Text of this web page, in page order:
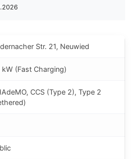
Str. 21, Neuwied
kW (Fast Charging)
CCS (Type 2), Type 2